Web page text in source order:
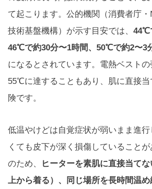
て起こります。公的機関（消費者庁
技術基盤機構）が示す目安では、 44℃
46℃で約30分〜1時間、50℃で約2〜3
になるとされています。電熱ベスト
55℃に達することもあり、肌に直接
険です。
低温やけどは自覚症状が弱いまま進
くても皮下が深く損傷していること
のため、
ヒーターを素肌に直接当て
上から着る）、同じ場所を長時間温